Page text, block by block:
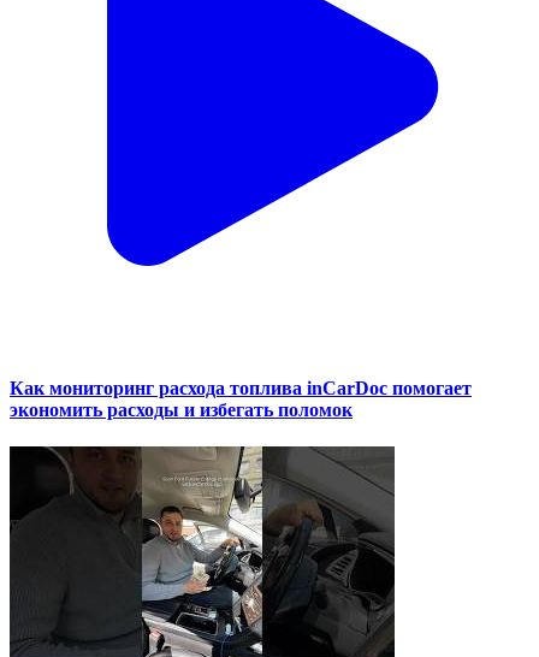
Как мониторинг расхода топлива inCarDoc помогает
экономить расходы и избегать поломок